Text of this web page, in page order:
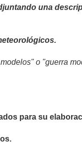
una
o "guerra
para su